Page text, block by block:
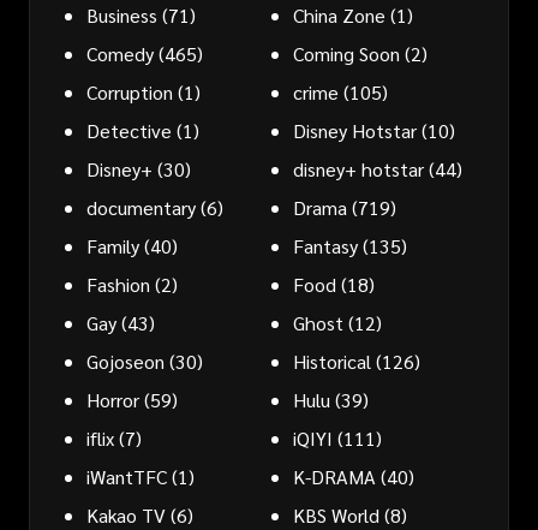
Business (71) China Zone (1)
Comedy(465) Coming Soon (2)
Corruption (1) crime (105)
Detective (1) Disney Hotstar(10)
Disney+ (30) disney+ hotstar(44)
documentary(6) Drama (719)
Family(40) Fantasy(135)
Fashion (2) Food (18)
Gay(43) Ghost (12)
Gojoseon (30) Historical (126)
Horror(59) Hulu (39)
iflix(7) iQIYI (111)
iWantTFC(1) K-DRAMA (40)
Kakao TV(6) KBS World (8)